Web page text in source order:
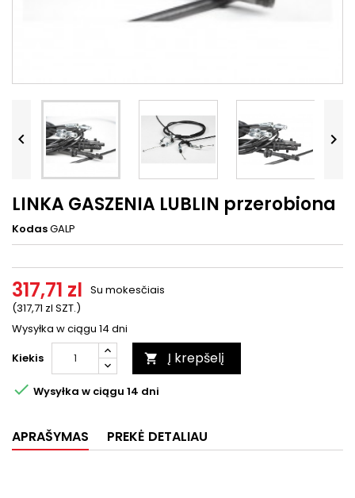
 
 
LINKA GASZENIA LUBLIN przerobiona
KodasGALP
317,71 zl
(317,71 zl SZT.)
Su mokesčiais
Wysyłka w ciągu 14 dni
Kiekis
 Į krepšelį
 Wysyłka w ciągu 14 dni
APRAŠYMAS PREKĖ DETALIAU